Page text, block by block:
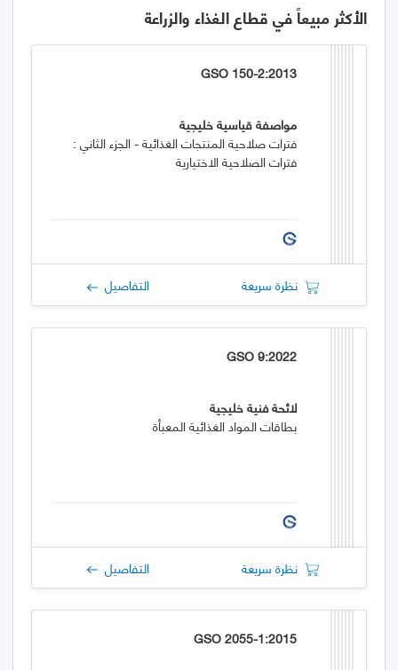
الأكثر مبيعاً في قطاع الغذاء والزراعة
GSO 150-2:2013
مواصفة قياسية خليجية
فترات صلاحية المنتجات الغذائية - الجزء الثاني :
فترات الصلاحية الاختيارية
نظرة سريعة التفاصيل
GSO 9:2022
لائحة فنية خليجية
بطاقات المواد الغذائية المعبأة
نظرة سريعة التفاصيل
GSO 2055-1:2015